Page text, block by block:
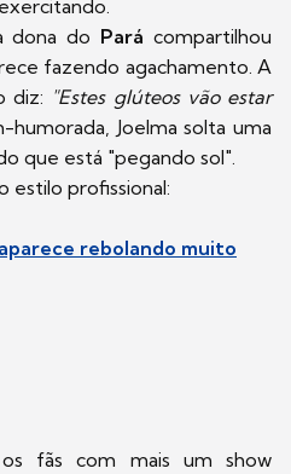
dona do Pará compartilhou
fazendo agachamento. A
diz: "Estes glúteos vão estar
humorada, Joelma solta uma
que está "pegando sol".
estilo profissional:
rebolando muito
fãs com mais um show